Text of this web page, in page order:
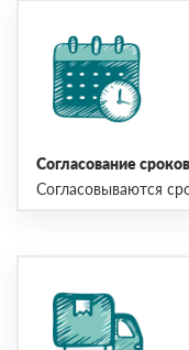
Согласование сроков
Согласовываются